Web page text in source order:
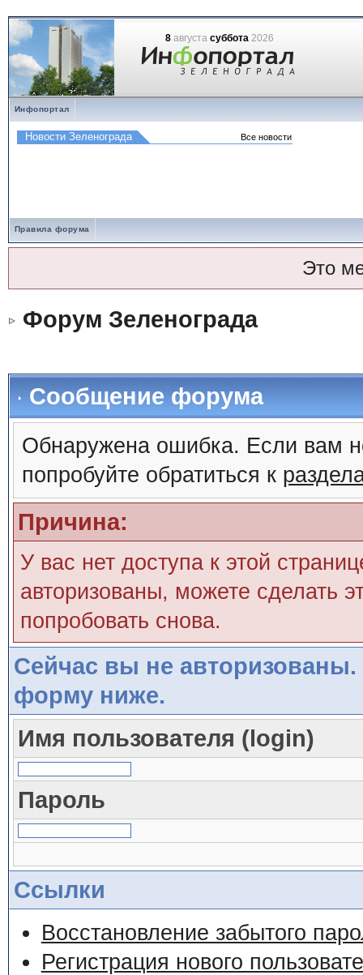
8августа суббота2026
Инфопортал
Правила форума
Это
Форум Зеленограда
Сообщение форума
Обнаружена ошибка. Если вам
попробуйте обратиться к
Причина:
У вас нет доступа к этой
авторизованы, можете сделать
попробовать снова.
Сейчас вы не авторизованы.
форму ниже.
Имя пользователя (login)
Пароль
Ссылки
Восстановление забытого
Регистрация нового